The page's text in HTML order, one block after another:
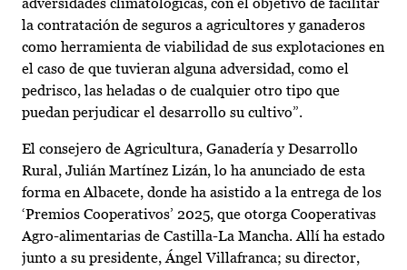
la contratación de seguros a agricultores y ganaderos
como herramienta de viabilidad de sus explotaciones en
el caso de que tuvieran alguna adversidad, como el
pedrisco, las heladas o de cualquier otro tipo que
puedan perjudicar el desarrollo su cultivo”.
El consejero de Agricultura, Ganadería y Desarrollo
Rural, Julián Martínez Lizán, lo ha anunciado de esta
forma en Albacete, donde ha asistido a la entrega de los
‘Premios Cooperativos’ 2025, que otorga Cooperativas
Agro-alimentarias de Castilla-La Mancha. Allí ha estado
junto a su presidente, Ángel Villafranca; su director,